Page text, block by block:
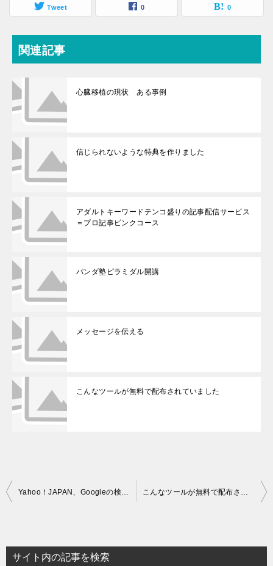
Tweet 0 0
関連記事
心臓移植の現状 ある事例
信じられないような特典を作りました
アダルトキーワードテンコ盛りの記事配信サービス
＝プロ記事ピンクコース
パンダ塾ピラミダル開講
メッセージを伝える
こんなツールが無料で配布されていました
投
ビ
Yahoo！JAPAN、Googleの検索エンジンと広告配信システムを採用 正式発表 こんなツールが無料で配布されていました
サイト内の記事を検索